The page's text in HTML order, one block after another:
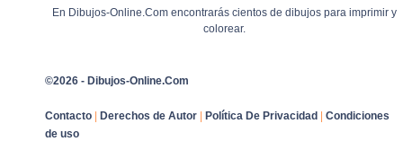
En Dibujos-Online.Com encontrarás cientos de dibujos para imprimir y
colorear.
©2026 - Dibujos-Online.Com
Contacto | Derechos de Autor | Política De Privacidad | Condiciones
de uso